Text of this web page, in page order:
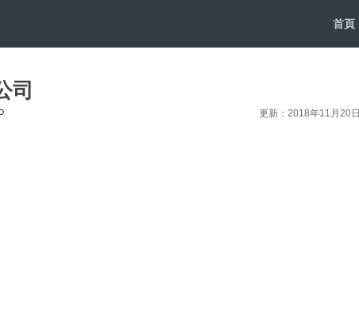
首頁
司
更新：2018年11月20日